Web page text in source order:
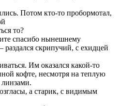
Потом кто-то пробормотал,
то?
спасибо нынешнему
раздался скрипучий, с ехидцей
Им оказался какой-то
кофте, несмотря на теплую
а старик, с видимым